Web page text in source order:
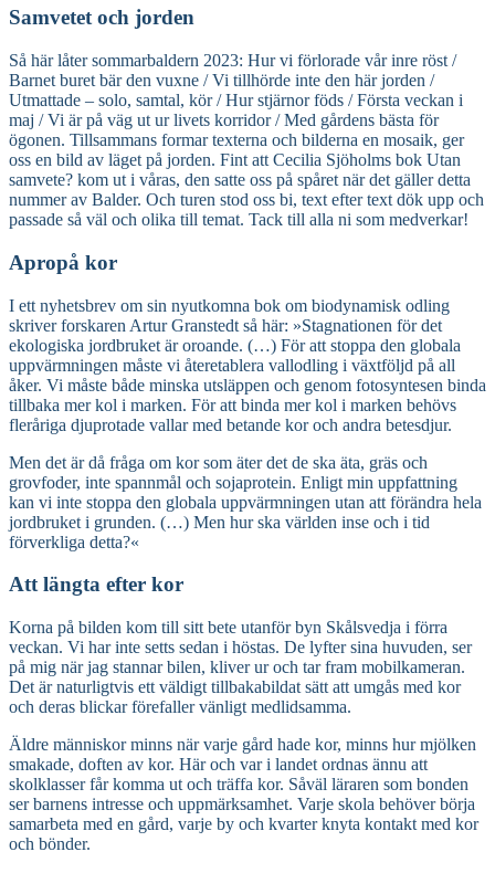
Samvetet och jorden
Så här låter sommarbaldern 2023: Hur vi förlorade vår inre röst /
Barnet buret bär den vuxne / Vi tillhörde inte den här jorden /
Utmattade – solo, samtal, kör / Hur stjärnor föds / Första veckan i
maj / Vi är på väg ut ur livets korridor / Med gårdens bästa för
ögonen. Tillsammans formar texterna och bilderna en mosaik, ger
oss en bild av läget på jorden. Fint att Cecilia Sjöholms bok Utan
samvete? kom ut i våras, den satte oss på spåret när det gäller detta
nummer av Balder. Och turen stod oss bi, text efter text dök upp och
passade så väl och olika till temat. Tack till alla ni som medverkar!
Apropå kor
I ett nyhetsbrev om sin nyutkomna bok om biodynamisk odling
skriver forskaren Artur Granstedt så här: »Stagnationen för det
ekologiska jordbruket är oroande. (…) För att stoppa den globala
uppvärmningen måste vi återetablera vallodling i växtföljd på all
åker. Vi måste både minska utsläppen och genom fotosyntesen binda
tillbaka mer kol i marken. För att binda mer kol i marken behövs
fleråriga djuprotade vallar med betande kor och andra betesdjur.
Men det är då fråga om kor som äter det de ska äta, gräs och
grovfoder, inte spannmål och sojaprotein. Enligt min uppfattning
kan vi inte stoppa den globala uppvärmningen utan att förändra hela
jordbruket i grunden. (…) Men hur ska världen inse och i tid
förverkliga detta?«
Att längta efter kor
Korna på bilden kom till sitt bete utanför byn Skålsvedja i förra
veckan. Vi har inte setts sedan i höstas. De lyfter sina huvuden, ser
på mig när jag stannar bilen, kliver ur och tar fram mobilkameran.
Det är naturligtvis ett väldigt tillbakabildat sätt att umgås med kor
och deras blickar förefaller vänligt medlidsamma.
Äldre människor minns när varje gård hade kor, minns hur mjölken
smakade, doften av kor. Här och var i landet ordnas ännu att
skolklasser får komma ut och träffa kor. Såväl läraren som bonden
ser barnens intresse och uppmärksamhet. Varje skola behöver börja
samarbeta med en gård, varje by och kvarter knyta kontakt med kor
och bönder.